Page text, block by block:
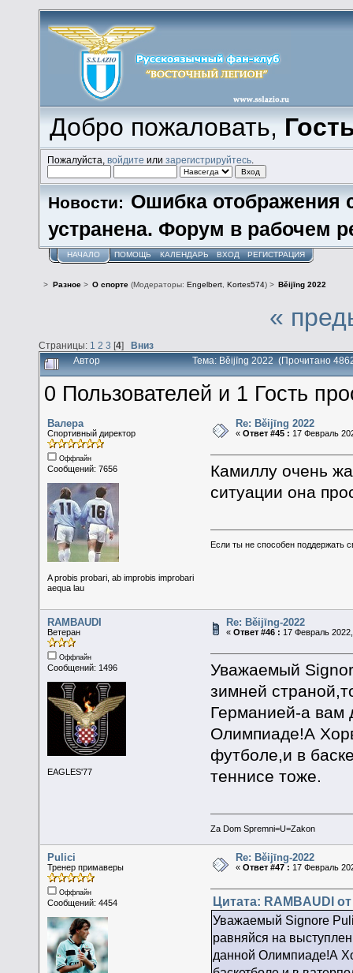
Добро пожаловать,
Пожалуйста,войдите илизарегистрируйтесь
Новости: Ошибка отображения
устранена. Форум в рабочем
НАЧАЛО ПОМОЩЬ КАЛЕНДАРЬ ВХОД РЕГИСТРАЦИЯ
> Разное> О спорте(Модераторы: Engelbert, Kortes574) > Běijīng 2022
«
Страницы: 1 2 3 [4] Вниз
Автор Тема: Běijīng 2022 (Прочитано
0 Пользователей и 1 Гость
Валера
Спортивный директор
Оффлайн
Сообщений: 7656
A probis probari, ab improbis improbari
aequa lau
Re: Běijīng 2022
«Ответ #45 : 17 Февраль
Камиллу очень
ситуации она
Если ты не способен поддержать
RAMBAUDI
Ветеран
Оффлайн
Сообщений: 1496
EAGLES'77
Re: Běijīng-2022
«Ответ #46 : 17 Февраль
Уважаемый
зимней
Германией-а вам
Олимпиаде!А
футболе,и в
теннисе тоже.
Za Dom Spremni=U=Zakon
Pulici
Тренер примаверы
Оффлайн
Сообщений: 4454
Re: Běijīng-2022
«Ответ #47 : 17 Февраль
Цитата: RAMBAUDI
Уважаемый Signore
равняйся на
данной Олимпиаде!А